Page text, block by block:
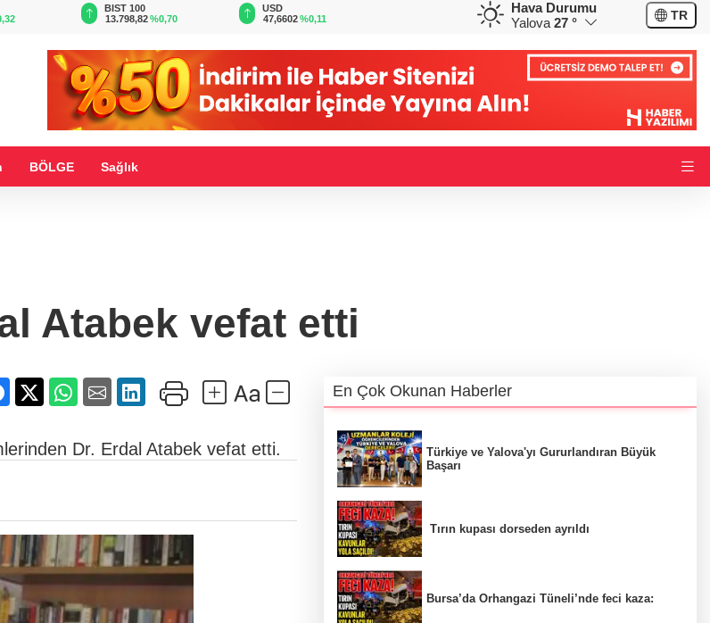
USD
47,6602%0,11
EUR
54,9188 %-0,05 %0,04
CHF
58,6585
Hava Durumu
Yalova 27 ° TR
BÖLGE Sağlık
Atabek vefat etti
Dr. Erdal Atabek vefat etti.
En Çok Okunan Haberler
Türkiye ve Yalova'yı Gururlandıran Büyük
Başarı
Tırın kupası dorseden ayrıldı
Bursa’da Orhangazi Tüneli’nde feci kaza: